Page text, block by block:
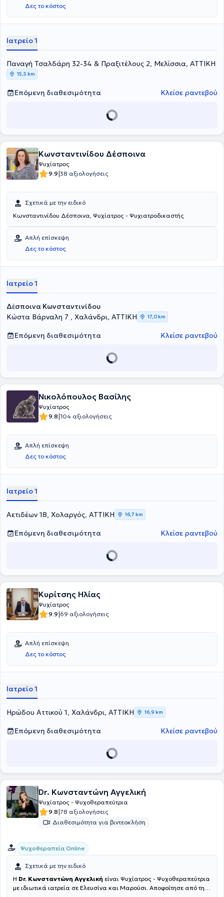
Ψυχιατρική" και "Ψυχοδυναμική Ψυχοθεραπεία σε Ιατρικό Πλαίσιο"
με άριστα. Παράλληλα έχει παρακολουθήσει πλήθος σεμιναρίων
Εξαρτήσεων, Ψυχογηριατρικής κ.ά.
Δες το κόστος
Ιατρείο 1
Παναγή Τσαλδάρη 32-34 & Πραξιτέλους 2, Μελίσσια, ΑΤΤΙΚΗ
15,5 km
Επόμενη διαθεσιμότητα Κλείσε ραντεβού
Κωνσταντινίδου Δέσποινα
Ψυχίατρος
9.9|38 αξιολογήσεις
Σχετικά με την ειδικό
Κωνσταντινίδου Δέσποινα, Ψυχίατρος - Ψυχιατροδικαστής
Απλή επίσκεψη
Δες το κόστος
Ιατρείο 1
Δἐσποινα Κωνσταντινίδου
Κώστα Βάρναλη 7 , Χαλάνδρι, ΑΤΤΙΚΗ
17,0 km
Επόμενη διαθεσιμότητα Κλείσε ραντεβού
Νικολόπουλος Βασίλης
Ψυχίατρος
9.8|104 αξιολογήσεις
Απλή επίσκεψη
Δες το κόστος
Ιατρείο 1
Αετιδέων 18, Χολαργός, ΑΤΤΙΚΗ 16,7 km
Επόμενη διαθεσιμότητα Κλείσε ραντεβού
Κυρίτσης Ηλίας
Ψυχίατρος
9.9|69 αξιολογήσεις
Απλή επίσκεψη
Δες το κόστος
Ιατρείο 1
Ηρώδου Αττικού 1, Χαλάνδρι, ΑΤΤΙΚΗ 16,9 km
Επόμενη διαθεσιμότητα Κλείσε ραντεβού
Dr. Κωνσταντώνη Αγγελική
Ψυχίατρος - Ψυχοθεραπεύτρια
9.8|78 αξιολογήσεις
Διαθεσιμότητα για βιντεοκλήση
Ψυχοθεραπεία Online
Σχετικά με την ειδικό
Η Dr. Κωνσταντώνη Αγγελική είναι Ψυχίατρος - Ψυχοθεραπεύτρια
με ιδιωτικά ιατρεία σε Ελευσίνα και Μαρούσι. Αποφοίτησε από την